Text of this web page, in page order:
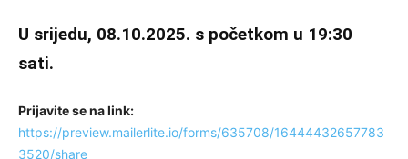
U srijedu, 08.10.2025. s početkom u 19:30
sati.
Prijavite se na link:
https://preview.mailerlite.io/forms/635708/16444432657783
3520/share